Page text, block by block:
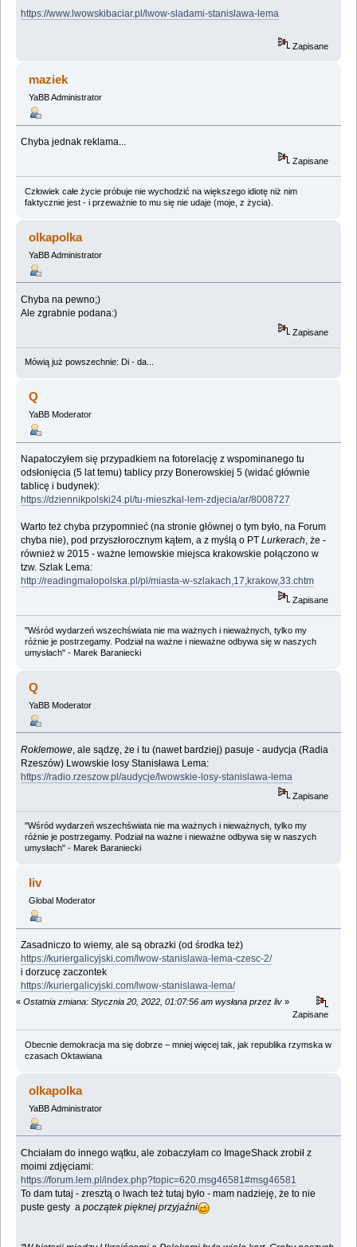
https://www.lwowskibaciar.pl/lwow-sladami-stanislawa-lema
Zapisane
maziek
YaBB Administrator
Chyba jednak reklama...
Zapisane
Człowiek całe życie próbuje nie wychodzić na większego idiotę niż nim
faktycznie jest - i przeważnie to mu się nie udaje (moje, z życia).
olkapolka
YaBB Administrator
Chyba na pewno;)
Ale zgrabnie podana:)
Zapisane
Mówią już powszechnie: Di - da...
Q
YaBB Moderator
Napatoczyłem się przypadkiem na fotorelację z wspominanego tu
odsłonięcia (5 lat temu) tablicy przy Bonerowskiej 5 (widać głównie
tablicę i budynek):
https://dziennikpolski24.pl/tu-mieszkal-lem-zdjecia/ar/8008727
Warto też chyba przypomnieć (na stronie głównej o tym było, na Forum
chyba nie), pod przyszłorocznym kątem, a z myślą o PTLurkerach, że -
również w 2015 - ważne lemowskie miejsca krakowskie połączono w
tzw. Szlak Lema:
http://readingmalopolska.pl/pl/miasta-w-szlakach,17,krakow,33.chtm
Zapisane
"Wśród wydarzeń wszechświata nie ma ważnych i nieważnych, tylko my
różnie je postrzegamy. Podział na ważne i nieważne odbywa się w naszych
umysłach" - Marek Baraniecki
Q
YaBB Moderator
Roklemowe , ale sądzę, że i tu (nawet bardziej) pasuje - audycja (Radia
Rzeszów) Lwowskie losy Stanisława Lema:
https://radio.rzeszow.pl/audycje/lwowskie-losy-stanislawa-lema
Zapisane
"Wśród wydarzeń wszechświata nie ma ważnych i nieważnych, tylko my
różnie je postrzegamy. Podział na ważne i nieważne odbywa się w naszych
umysłach" - Marek Baraniecki
liv
Global Moderator
Zasadniczo to wiemy, ale są obrazki (od środka też)
https://kuriergalicyjski.com/lwow-stanislawa-lema-czesc-2/
i dorzucę zaczontek
https://kuriergalicyjski.com/lwow-stanislawa-lema/
« Ostatnia zmiana: Stycznia 20, 2022, 01:07:56 am wysłana przez liv »
Zapisane
Obecnie demokracja ma się dobrze – mniej więcej tak, jak republika rzymska w
czasach Oktawiana
olkapolka
YaBB Administrator
Chciałam do innego wątku, ale zobaczyłam co ImageShack zrobił z
moimi zdjęciami:
https://forum.lem.pl/index.php?topic=620.msg46581#msg46581
To dam tutaj - zresztą o lwach też tutaj było - mam nadzieję, że to nie
puste gesty apoczątek pięknej przyjaźni